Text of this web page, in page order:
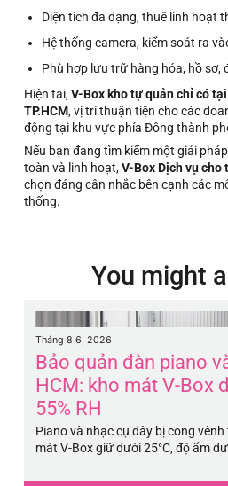
Diện tích đa dạng, thuê linh hoạt
Hệ thống camera, kiểm soát ra
Phù hợp lưu trữ hàng hóa, hồ sơ,
Hiện tại,V-Box kho tự quản chỉ có
TP.HCM, vị trí thuận tiện cho các
động tại khu vực phía Đông thành
Nếu bạn đang tìm kiếm một giải
toàn và linh hoạt,V-Box Dịch vụ cho
chọn đáng cân nhắc bên cạnh các
thống.
You might
Tháng 8 6, 2026
Bảo quản đàn piano
HCM: kho mát V-Box
55% RH
Piano và nhạc cụ dây bị cong
mát V-Box giữ dưới 25°C, độ ẩm